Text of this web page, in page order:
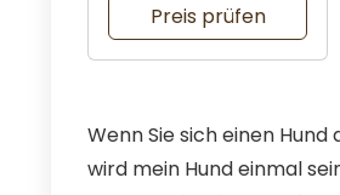
WelpenPreis prüfen
Wenn Sie sich einen
wird mein Hund einmal